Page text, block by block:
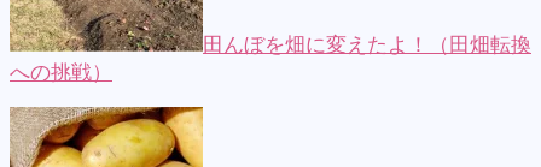
田んぼを畑に変えたよ！（田畑転換
への挑戦）